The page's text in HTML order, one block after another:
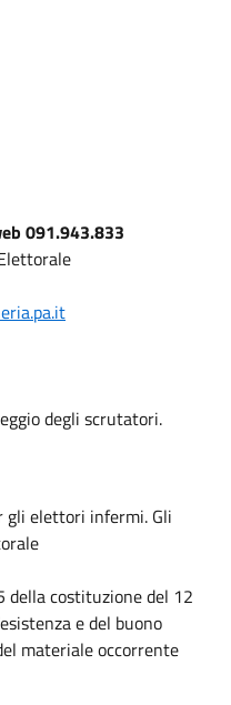
091.943.833
degli scrutatori.
gli elettori infermi. Gli
della costituzione del 12
e del buono
materiale occorrente